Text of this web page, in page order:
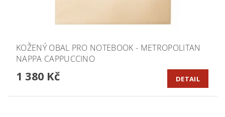
KOŽENÝ OBAL PRO NOTEBOOK - METROPOLITAN
NAPPA CAPPUCCINO
1 380 Kč DETAIL